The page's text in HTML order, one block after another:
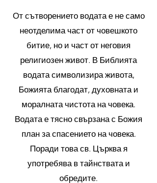
От сътворението водата е не само
неотделима част от човешкото
битие, но и част от неговия
религиозен живот. В Библията
водата символизира живота,
Божията благодат, духовната и
моралната чистота на човека.
Водата е тясно свързана с Божия
план за спасението на човека.
Поради това св. Църква я
употребява в тайнствата и
обредите.